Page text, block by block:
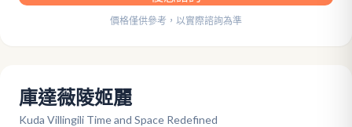
價格僅供參考，以實際諮詢為準
庫達薇陵姬麗
Kuda Villingili Time and Space Redefined